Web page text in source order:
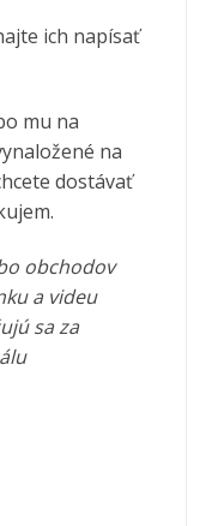
ich napísať
mu na
na
dostávať
obchodov
a videu
sa za